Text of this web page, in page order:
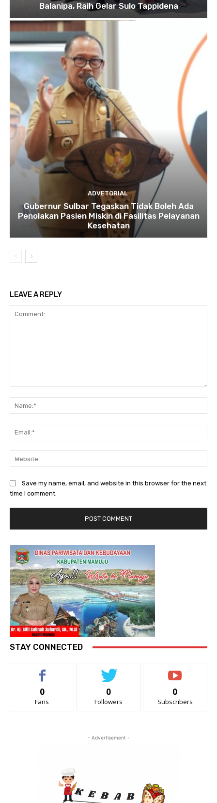
Balanipa, Raih Gelar Sulo Tappidena
ADVETORIAL
Gubernur Sulbar Tegaskan Tidak Boleh Ada
Penolakan Pasien Miskin di Fasilitas Pelayanan
Kesehatan
LEAVE A REPLY
Save my name, email, and website in this browser for the next
time I comment.
STAY CONNECTED
0
Fans
0
Followers
0
Subscribers
- Advertisement -